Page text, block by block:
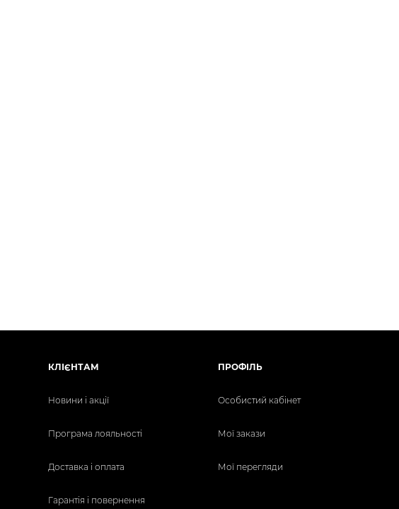
КЛІЄНТАМ
Новини і акції
Програма лояльності
Доставка і оплата
Гарантія і повернення
ПРОФІЛЬ
Особистий кабінет
Мої закази
Мої перегляди